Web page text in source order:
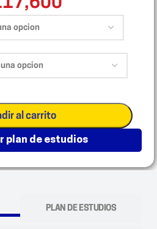
al carrito
plan de estudios
PLAN DE ESTUDIOS